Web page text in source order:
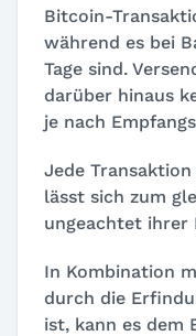
Bitcoin-
während es bei
Tage sind.
darüber hinaus
je nach
Jede
lässt sich zum
ungeachtet ihrer
In Kombination
durch die
ist, kann es dem